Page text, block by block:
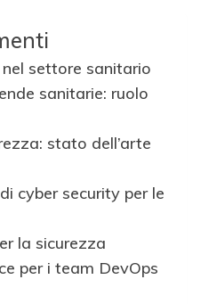
settore sanitario
sanitarie: ruolo
stato dell’arte
cyber security per le
la sicurezza
per i team DevOps